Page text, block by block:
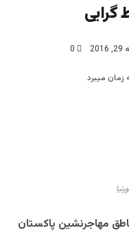
گرایی
0
مدرسه درمناطق مهاجرنشین پاکستان